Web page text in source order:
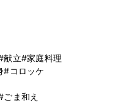
献立#家庭料理
#コロッケ
ま和え